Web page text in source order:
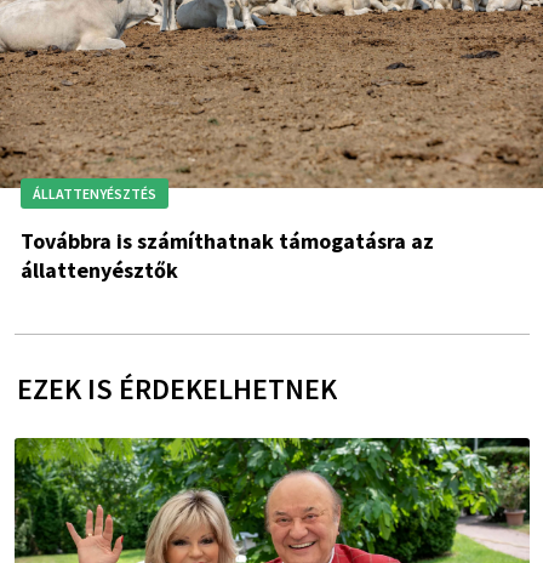
ÁLLATTENYÉSZTÉS
Továbbra is számíthatnak támogatásra az
állattenyésztők
EZEK IS ÉRDEKELHETNEK